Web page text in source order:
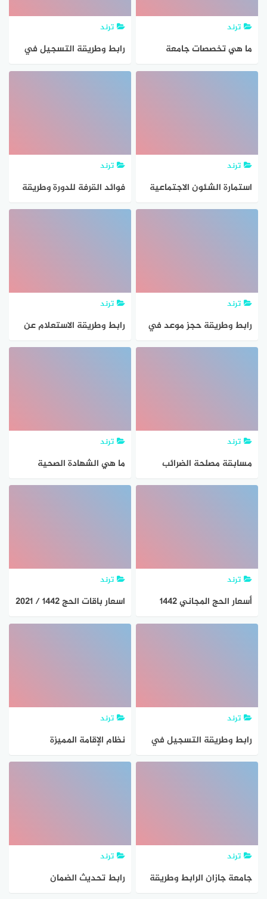
ترند
ما هي تخصصات جامعة
الخليج 2021 والرسوم وطريقة
ترند
رابط وطريقة التسجيل في
كلية التمريض الكويت 2021
ترند
استمارة الشئون الاجتماعية
للإعفاء من المصاريف 2021
ترند
فوائد القرفة للدورة وطريقة
عمل القرفة لتنزيل الدورة
ترند
رابط وطريقة حجز موعد في
المركز الصحي السعودية
ترند
رابط وطريقة الاستعلام عن
موقف البطاقة المدنية
ترند
مسابقة مصلحة الضرائب
المصرية 2024 الاوراق
ترند
ما هي الشهادة الصحية
وطريقة استخراجها بالتفصيل
ترند
أسعار الحج المجاني 1442
السعودية وطريقة التسجيل
ترند
اسعار باقات الحج 1442 / 2021
لحجاج الداخل وطريقة سداد
ترند
رابط وطريقة التسجيل في
موقع الحجز للحج لهذا العام
ترند
نظام الإقامة المميزة
السعودية رسوم تفاصيل
ترند
جامعة جازان الرابط وطريقة
ترند
رابط تحديث الضمان